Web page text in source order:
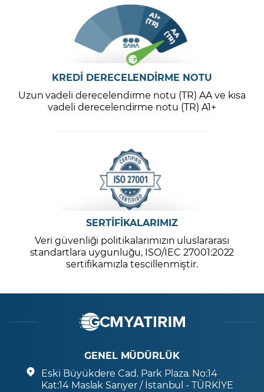
KREDİ DERECELENDİRME NOTU
Uzun vadeli derecelendirme notu (TR) AA ve kısa
vadeli derecelendirme notu (TR) A1+
SERTİFİKALARIMIZ
Veri güvenliği politikalarımızın uluslararası
standartlara uygunluğu, ISO/IEC 27001:2022
sertifikamızla tescillenmiştir.
GENEL MÜDÜRLÜK
Eski Büyükdere Cad. Park Plaza. No:14
Kat:14 Maslak Sarıyer / İstanbul - TÜRKİYE